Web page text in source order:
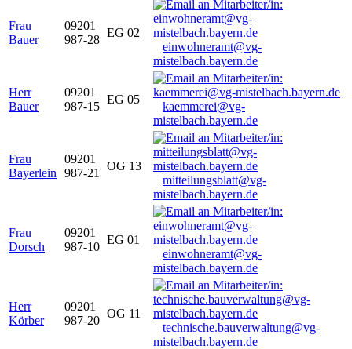
Frau
Bauer
09201
987-28
EG 02
einwohneramt@vg-
mistelbach.bayern.de
Herr
Bauer
09201
987-15
EG 05
kaemmerei@vg-
mistelbach.bayern.de
Frau
Bayerlein
09201
987-21
OG 13
mitteilungsblatt@vg-
mistelbach.bayern.de
Frau
Dorsch
09201
987-10
EG 01
einwohneramt@vg-
mistelbach.bayern.de
Herr
Körber
09201
987-20
OG 11
technische.bauverwaltung@vg-
mistelbach.bayern.de